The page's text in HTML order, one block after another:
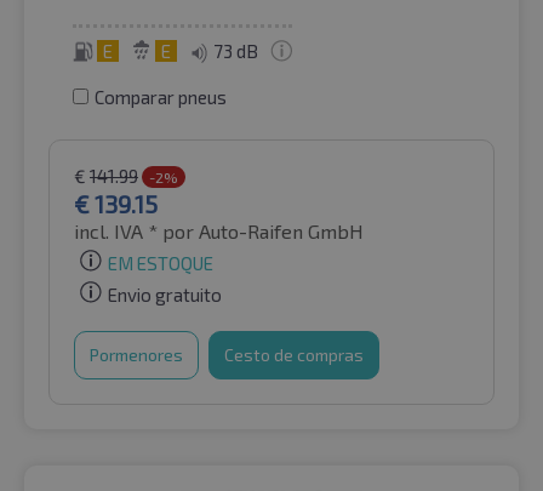
E E 73 dB
Comparar pneus
€ 141.99 -2%
€139.15
incl. IVA * por Auto-Raifen GmbH
EM ESTOQUE
Envio gratuito
Pormenores Cesto de compras